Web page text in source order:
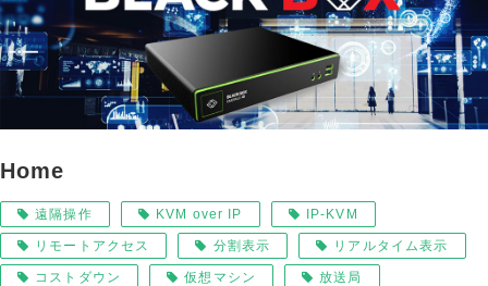
Home
遠隔操作 KVM over IP IP-KVM
リモートアクセス 分割表示 リアルタイム表示
コストダウン 仮想マシン 放送局